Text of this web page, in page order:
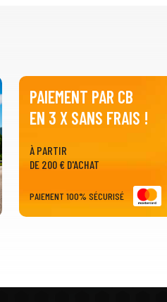
PAIEMENT PAR CB
EN 3 X SANS FRAIS !
À PARTIR
DE 200 € D'ACHAT
PAIEMENT 100% SÉCURISÉ